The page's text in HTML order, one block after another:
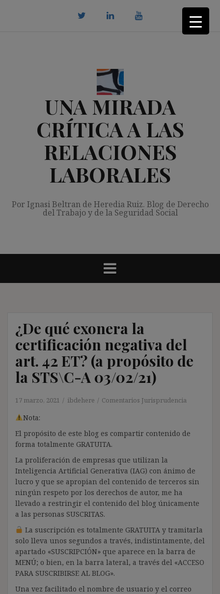
UNA MIRADA
CRÍTICA A LAS
RELACIONES
LABORALES
Por Ignasi Beltran de Heredia Ruiz. Blog de Derecho
del Trabajo y de la Seguridad Social
¿De qué exonera la
certificación negativa del
art. 42 ET? (a propósito de
la STS\C-A 03/02/21)
17 marzo, 2021 ibdehere Comentarios Jurisprudencia
Nota:
El propósito de este blog es compartir contenido de
forma totalmente GRATUITA.
La proliferación de empresas que utilizan la
Inteligencia Artificial Generativa (IAG) con ánimo de
lucro y que se apropian del contenido de terceros sin
ningún respeto por los derechos de autor, me ha
llevado a restringir el contenido del blog únicamente
a las personas SUSCRITAS.
La suscripción es totalmente GRATUITA y tramitarla
solo lleva unos segundos a través, indistintamente, del
apartado «SUSCRIPCIÓN» que aparece en la barra de
MENÚ; o bien, en la barra lateral, a través del «ACCESO
PARA SUSCRIBIRSE AL BLOG».
Una vez facilitado el nombre de usuario y el correo